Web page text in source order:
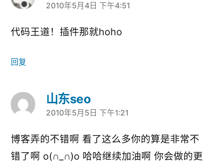
说：
2010年5月4日 下午4:51
代码王道！插件那就hoho
回复
山东seo
说：
2010年5月5日 下午1:21
博客弄的不错啊 看了这么多你的算是非常不
错了啊 o(∩_∩)o 哈哈继续加油啊 你会做的更